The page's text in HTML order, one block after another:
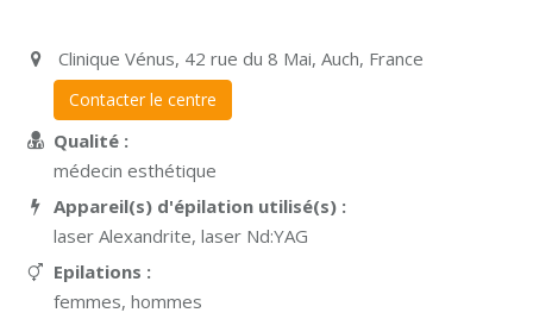
Clinique Vénus, 42 rue du 8 Mai, Auch, France
Contacter le centre
Qualité :
médecin esthétique
Appareil(s) d'épilation utilisé(s) :
laser Alexandrite, laser Nd:YAG
Epilations :
femmes, hommes